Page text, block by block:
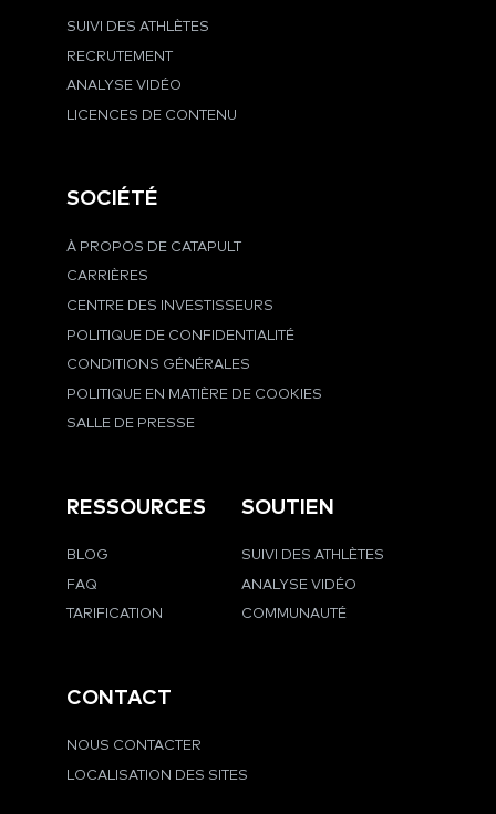
SUIVI DES ATHLÈTES
RECRUTEMENT
ANALYSE VIDÉO
LICENCES DE CONTENU
SOCIÉTÉ
À PROPOS DE CATAPULT
CARRIÈRES
CENTRE DES INVESTISSEURS
POLITIQUE DE CONFIDENTIALITÉ
CONDITIONS GÉNÉRALES
POLITIQUE EN MATIÈRE DE COOKIES
SALLE DE PRESSE
RESSOURCES
BLOG
FAQ
TARIFICATION
SOUTIEN
SUIVI DES ATHLÈTES
ANALYSE VIDÉO
COMMUNAUTÉ
CONTACT
NOUS CONTACTER
LOCALISATION DES SITES